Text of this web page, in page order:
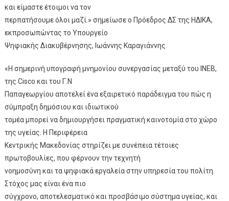
και είμαστε έτοιμοι να τον
περπατήσουμε όλοι μαζί.» σημείωσε ο Πρόεδρος ΔΣ της ΗΔΙΚΑ,
εκπροσωπώντας το Υπουργείο
Ψηφιακής Διακυβέρνησης, Ιωάννης Καραγιάννης.
«Η σημερινή υπογραφή μνημονίου συνεργασίας μεταξύ του ΙΝΕΒ,
της Cisco και του Γ.Ν
Παπαγεωργίου αποτελεί ένα εξαιρετικό παράδειγμα του πώς η
σύμπραξη δημόσιου και ιδιωτικού
τομέα μπορεί να δημιουργήσει πραγματική καινοτομία στο χώρο
της υγείας. Η Περιφέρεια
Κεντρικής Μακεδονίας στηρίζει με συνέπεια τέτοιες
πρωτοβουλίες, που φέρνουν την τεχνητή
νοημοσύνη και τα ψηφιακά εργαλεία στην υπηρεσία του πολίτη.
Στόχος μας είναι ένα πιο
σύγχρονο, αποτελεσματικό και προσβάσιμο σύστημα υγείας, και